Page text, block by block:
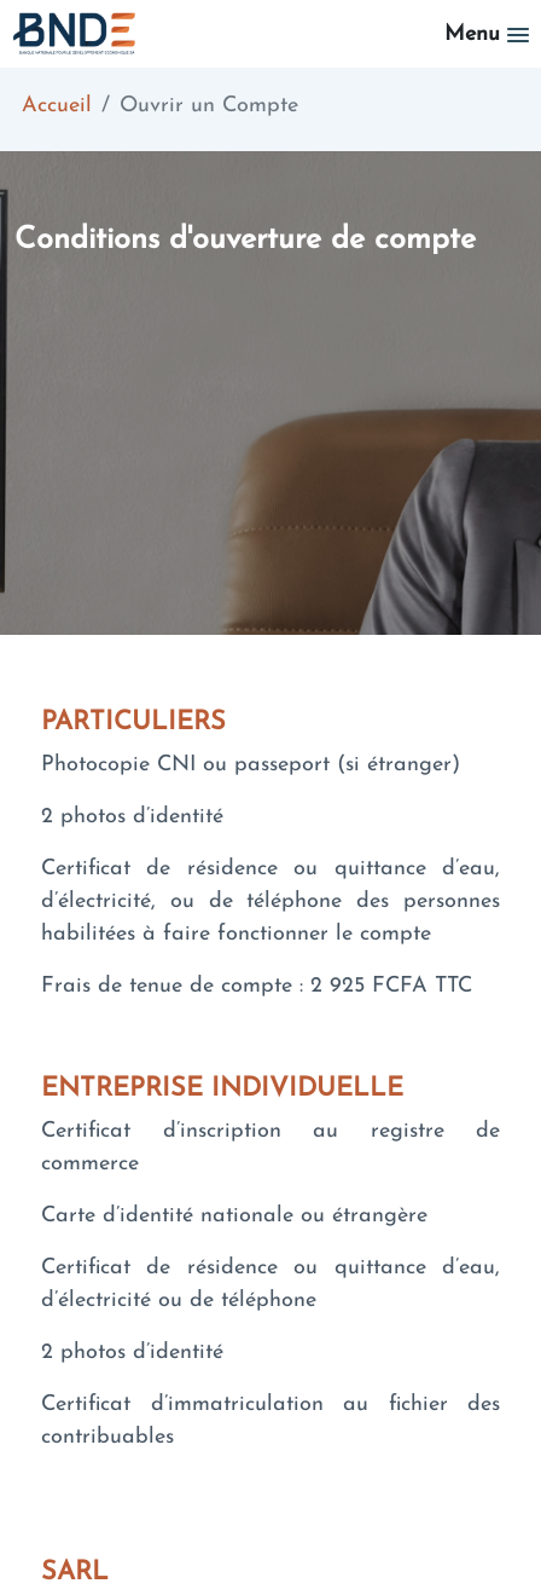
Aller au contenu principal
Menu
Accueil Ouvrir un Compte
Conditions d'ouverture de compte
PARTICULIERS
Photocopie CNI ou passeport (si étranger)
2 photos d’identité
Certificat de résidence ou quittance d’eau,
d’électricité, ou de téléphone des personnes
habilitées à faire fonctionner le compte
Frais de tenue de compte : 2 925 FCFA TTC
ENTREPRISE INDIVIDUELLE
Certificat d’inscription au registre de
commerce
Carte d’identité nationale ou étrangère
Certificat de résidence ou quittance d’eau,
d’électricité ou de téléphone
2 photos d’identité
Certificat d’immatriculation au fichier des
contribuables
SARL